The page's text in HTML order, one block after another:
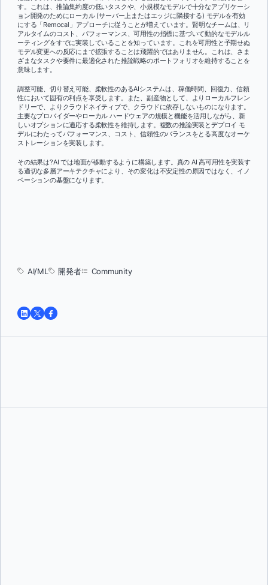
す。これは、推論集約度の低いタスクや、小規模なモデルで十分なアプリケーシ
ョン開発のためにローカル (サーバー上またはエッジに隣接する) モデルを有効
にする「Remocal」アプローチに従うことが増えています。賢明なチームは、リ
アルタイムのコスト、パフォーマンス、可用性の指標に基づいて動的なモデルル
ーティングをすでに実装していることを知っています。これを可用性と予期せぬ
モデル変更への反応にまで拡張することは飛躍的ではありません。これは、さま
ざまなタスクや要件に最適化された推論戦略のポートフォリオを維持することを
意味します。
調整可能、切り替え可能、柔軟性のあるAIシステムは、稼働時間、回復力、信頼
性において固有の利点を享受します。また、副産物として、よりローカルフレン
ドリーで、よりクラウドネイティブで、クラウドに依存しないものになります。
主要なプロバイダーやローカル ハードウェアの規模と機能を活用しながら、新
しいオプションに適応する柔軟性を維持します。複数の推論実装とデプロイ モ
デルにわたってパフォーマンス、コスト、信頼性のバランスをとる高度なオーケ
ストレーションを実装します。
その結果は?AI では地面が移動するように構築します。真の AI 高可用性を実装す
る適切な多層アーキテクチャにより、その変化は不安定性の原因ではなく、イノ
ベーションの基盤になります。
AI/ML 開発者 Community